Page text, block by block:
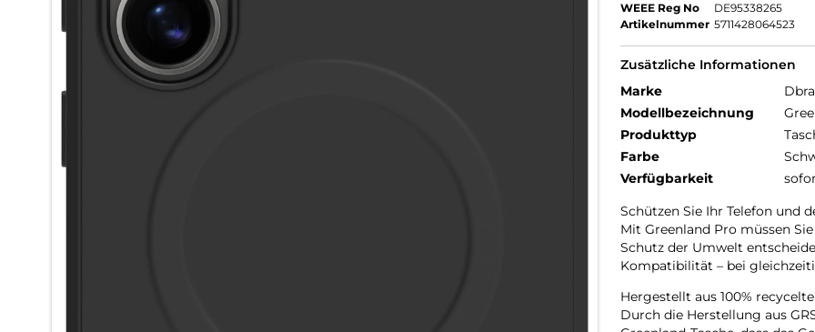
WEEE Reg No
DE95338265
Artikelnummer 5711428064523
Zusätzliche Informationen
Marke
Modellbezeichnung
Produkttyp
Farbe
Verfügbarkeit
Schützen Sie Ihr Telefon und
Mit Greenland Pro müssen
Schutz der Umwelt
Kompatibilität – bei
Hergestellt aus 100%
Durch die Herstellung aus